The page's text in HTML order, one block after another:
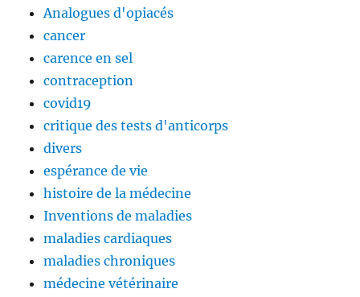
Analogues d'opiacés
cancer
carence en sel
contraception
covid19
critique des tests d'anticorps
divers
espérance de vie
histoire de la médecine
Inventions de maladies
maladies cardiaques
maladies chroniques
médecine vétérinaire